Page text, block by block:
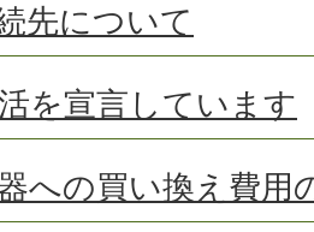
先について
を宣言しています
への買い換え費用